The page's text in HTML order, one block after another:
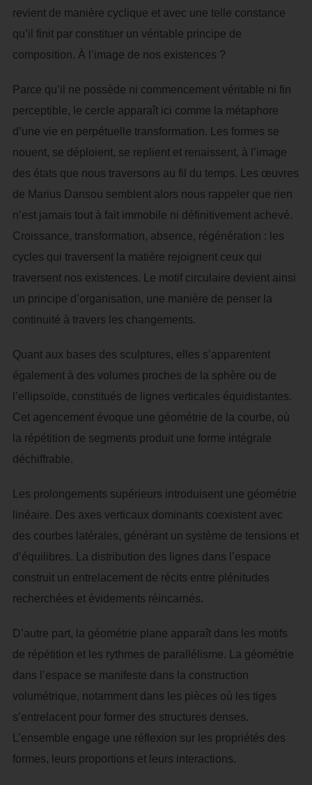
revient de manière cyclique et avec une telle constance
qu’il finit par constituer un véritable principe de
composition. À l’image de nos existences ?
Parce qu’il ne possède ni commencement véritable ni fin
perceptible, le cercle apparaît ici comme la métaphore
d’une vie en perpétuelle transformation. Les formes se
nouent, se déploient, se replient et renaissent, à l’image
des états que nous traversons au fil du temps. Les œuvres
de Marius Dansou semblent alors nous rappeler que rien
n’est jamais tout à fait immobile ni définitivement achevé.
Croissance, transformation, absence, régénération : les
cycles qui traversent la matière rejoignent ceux qui
traversent nos existences. Le motif circulaire devient ainsi
un principe d’organisation, une manière de penser la
continuité à travers les changements.
Quant aux bases des sculptures, elles s’apparentent
également à des volumes proches de la sphère ou de
l’ellipsoïde, constitués de lignes verticales équidistantes.
Cet agencement évoque une géométrie de la courbe, où
la répétition de segments produit une forme intégrale
déchiffrable.
Les prolongements supérieurs introduisent une géométrie
linéaire. Des axes verticaux dominants coexistent avec
des courbes latérales, générant un système de tensions et
d’équilibres. La distribution des lignes dans l’espace
construit un entrelacement de récits entre plénitudes
recherchées et évidements réincarnés.
D’autre part, la géométrie plane apparaît dans les motifs
de répétition et les rythmes de parallélisme. La géométrie
dans l’espace se manifeste dans la construction
volumétrique, notamment dans les pièces où les tiges
s’entrelacent pour former des structures denses.
L’ensemble engage une réflexion sur les propriétés des
formes, leurs proportions et leurs interactions.